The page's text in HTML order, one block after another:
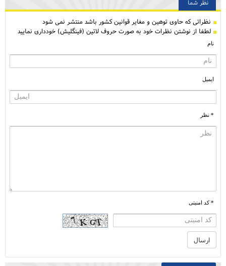
نظر شما
نظراتی كه حاوی توهین و مغایر قوانین کشور باشد منتشر نمی شود
لطفا از نوشتن نظرات خود به صورت حروف لاتین (فینگلیش) خودداری نمایید
نام
ایمیل
* نظر
* کد امنیتی